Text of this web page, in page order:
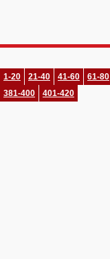
1-20 21-40 41-60 61-80
381-400
401-420